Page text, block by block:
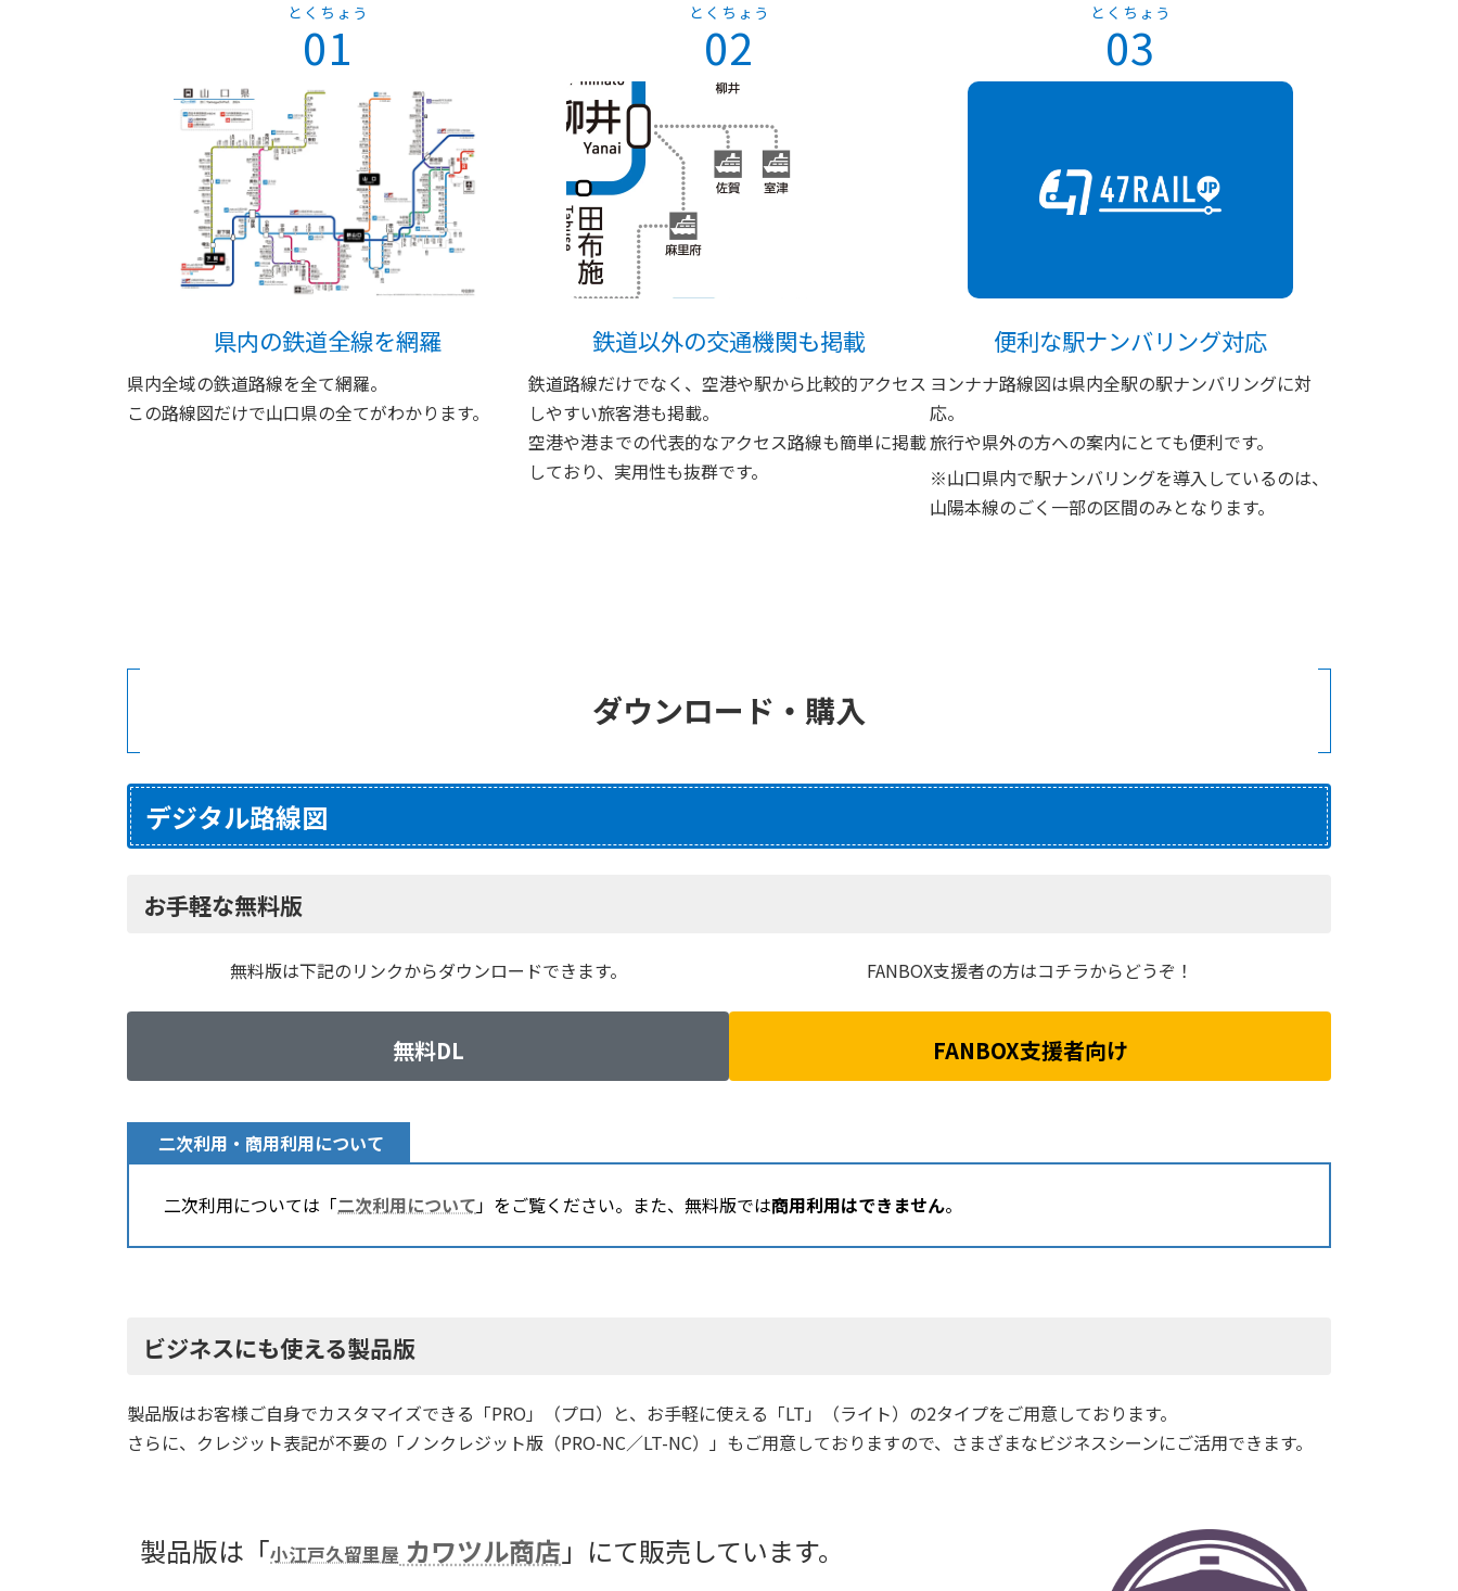
とくちょう
01
県内の鉄道全線を網羅
県内全域の鉄道路線を全て網羅。
この路線図だけで山口県の全てがわかります。
とくちょう
02
鉄道以外の交通機関も掲載
鉄道路線だけでなく、空港や駅から比較的アクセス
しやすい旅客港も掲載。
空港や港までの代表的なアクセス路線も簡単に掲載
しており、実用性も抜群です。
とくちょう
03
便利な駅ナンバリング対応
ヨンナナ路線図は県内全駅の駅ナンバリングに対
応。
旅行や県外の方への案内にとても便利です。
※山口県内で駅ナンバリングを導入しているのは、
山陽本線のごく一部の区間のみとなります。
ダウンロード・購入
デジタル路線図
お手軽な無料版
無料版は下記のリンクからダウンロードできます。
無料DL
FANBOX支援者の方はコチラからどうぞ！
FANBOX支援者向け
二次利用・商用利用について
二次利用については「二次利用について」をご覧ください。また、無料版では商用利用はできません。
ビジネスにも使える製品版
製品版はお客様ご自身でカスタマイズできる「PRO」（プロ）と、お手軽に使える「LT」（ライト）の2タイプをご用意しております。
さらに、クレジット表記が不要の「ノンクレジット版（PRO-NC／LT-NC）」もご用意しておりますので、さまざまなビジネスシーンにご活用できます。
製品版は「小江戸久留里屋 カワツル商店 」にて販売しています。